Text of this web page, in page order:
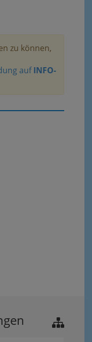
zu können,
aufINFO-